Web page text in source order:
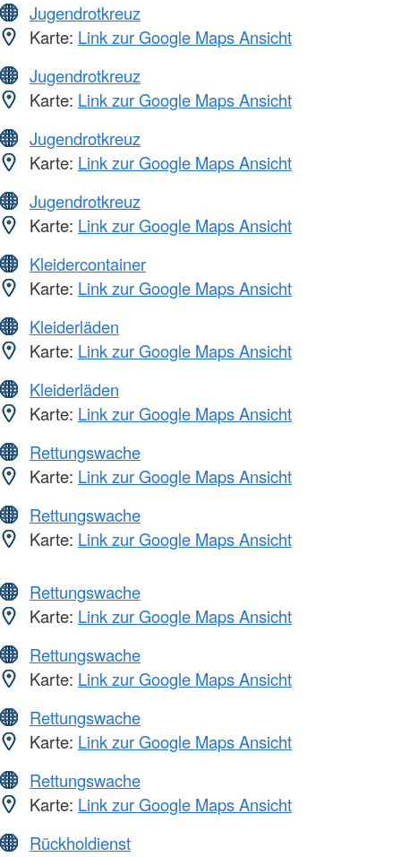
Jugendrotkreuz
Karte: Link zur Google Maps Ansicht
Jugendrotkreuz
Karte: Link zur Google Maps Ansicht
Jugendrotkreuz
Karte: Link zur Google Maps Ansicht
Jugendrotkreuz
Karte: Link zur Google Maps Ansicht
Kleidercontainer
Karte: Link zur Google Maps Ansicht
Kleiderläden
Karte: Link zur Google Maps Ansicht
Kleiderläden
Karte: Link zur Google Maps Ansicht
Rettungswache
Karte: Link zur Google Maps Ansicht
Rettungswache
Karte: Link zur Google Maps Ansicht
Rettungswache
Karte: Link zur Google Maps Ansicht
Rettungswache
Karte: Link zur Google Maps Ansicht
Rettungswache
Karte: Link zur Google Maps Ansicht
Rettungswache
Karte: Link zur Google Maps Ansicht
Rückholdienst